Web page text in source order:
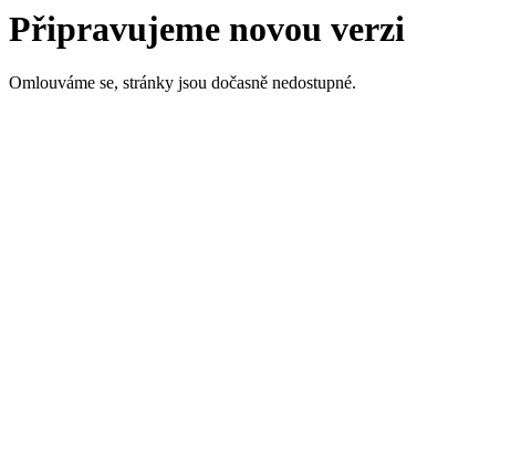
Připravujeme novou verzi
Omlouváme se, stránky jsou dočasně nedostupné.